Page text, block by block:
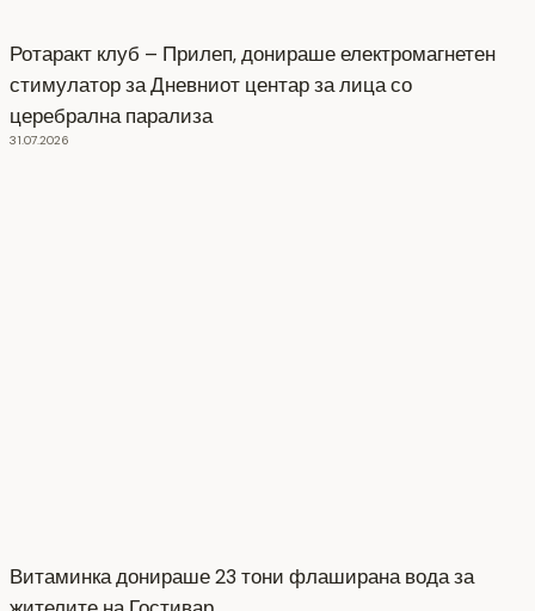
Ротаракт клуб – Прилеп, донираше електромагнетен
стимулатор за Дневниот центар за лица со
церебрална парализа
31.07.2026
Витаминка донираше 23 тони флаширана вода за